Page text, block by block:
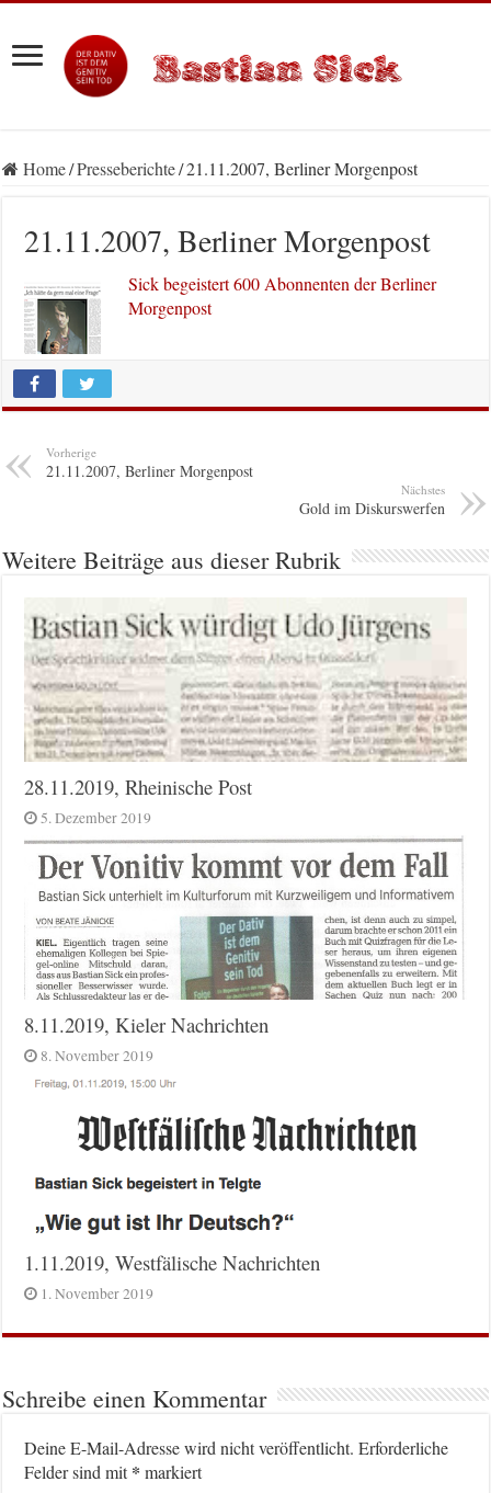
Home/Presseberichte/21.11.2007, Berliner Morgenpost
21.11.2007, Berliner Morgenpost
Sick begeistert 600 Abonnenten der Berliner
Morgenpost
Vorherige
21.11.2007, Berliner Morgenpost
Nächstes
Gold im Diskurswerfen
Weitere Beiträge aus dieser Rubrik
28.11.2019, Rheinische Post
5. Dezember 2019
8.11.2019, Kieler Nachrichten
8. November 2019
1.11.2019, Westfälische Nachrichten
1. November 2019
Schreibe einen Kommentar
Deine E-Mail-Adresse wird nicht veröffentlicht. Erforderliche
Felder sind mit* markiert